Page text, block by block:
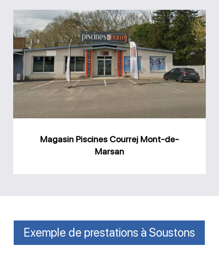
Magasin
Piscines
Courrej
Mont-
de-
Magasin Piscines Courrej Mont-de-
Marsan
Exemple de prestations à Soustons